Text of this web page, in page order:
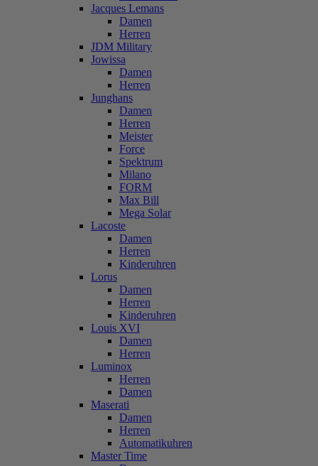
Jacques Lemans
Damen
Herren
JDM Military
Jowissa
Damen
Herren
Junghans
Damen
Herren
Meister
Force
Spektrum
Milano
FORM
Max Bill
Mega Solar
Lacoste
Damen
Herren
Kinderuhren
Lorus
Damen
Herren
Kinderuhren
Louis XVI
Damen
Herren
Luminox
Herren
Damen
Maserati
Damen
Herren
Automatikuhren
Master Time